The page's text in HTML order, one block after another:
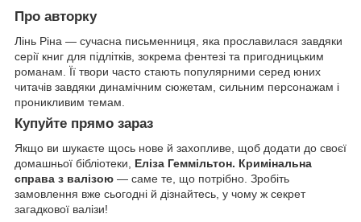
Про авторку
Лінь Ріна — сучасна письменниця, яка прославилася завдяки
серії книг для підлітків, зокрема фентезі та пригодницьким
романам. Її твори часто стають популярними серед юних
читачів завдяки динамічним сюжетам, сильним персонажам і
проникливим темам.
Купуйте прямо зараз
Якщо ви шукаєте щось нове й захопливе, щоб додати до своєї
домашньої бібліотеки, Еліза Геммільтон. Кримінальна
справа з валізою — саме те, що потрібно. Зробіть
замовлення вже сьогодні й дізнайтесь, у чому ж секрет
загадкової валізи!